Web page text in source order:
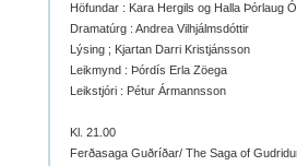
Höfundar : Kara Hergils og Halla Þórlaug
Dramatúrg : Andrea Vilhjálmsdóttir
Lýsing ; Kjartan Darri Kristjánsson
Leikmynd : Þórdís Erla Zöega
Leikstjóri : Pétur Ármannsson
Kl. 21.00
Ferðasaga Guðríðar/ The Saga of